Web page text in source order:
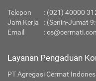
Telepon : (021) 40000
Jam Kerja
: (Senin-Jumat
Email
:
Layanan Pengaduan
PT Agregasi Cermat